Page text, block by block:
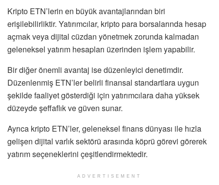
Kripto ETN’lerin en büyük avantajlarından biri
erişilebilirliktir. Yatırımcılar, kripto para borsalarında hesap
açmak veya dijital cüzdan yönetmek zorunda kalmadan
geleneksel yatırım hesapları üzerinden işlem yapabilir.
Bir diğer önemli avantaj ise düzenleyici denetimdir.
Düzenlenmiş ETN’ler belirli finansal standartlara uygun
şekilde faaliyet gösterdiği için yatırımcılara daha yüksek
düzeyde şeffaflık ve güven sunar.
Ayrıca kripto ETN’ler, geleneksel finans dünyası ile hızla
gelişen dijital varlık sektörü arasında köprü görevi görerek
yatırım seçeneklerini çeşitlendirmektedir.
ADVERTISEMENT